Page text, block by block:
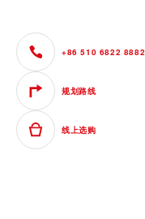
+86 510 6822 8882
规划路线
线上选购